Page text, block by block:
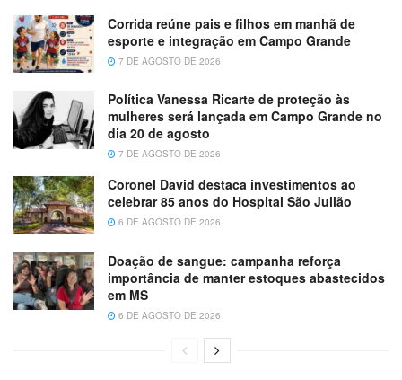
Corrida reúne pais e filhos em manhã de
esporte e integração em Campo Grande
7 DE AGOSTO DE 2026
Política Vanessa Ricarte de proteção às
mulheres será lançada em Campo Grande no
dia 20 de agosto
7 DE AGOSTO DE 2026
Coronel David destaca investimentos ao
celebrar 85 anos do Hospital São Julião
6 DE AGOSTO DE 2026
Doação de sangue: campanha reforça
importância de manter estoques abastecidos
em MS
6 DE AGOSTO DE 2026